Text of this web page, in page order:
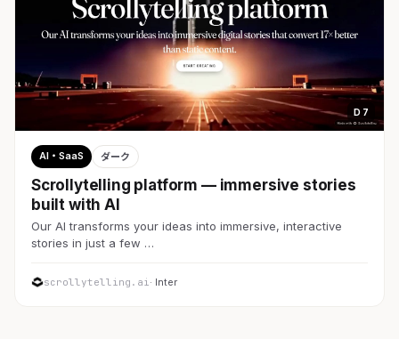
D 7
AI・SaaS ダーク
Scrollytelling platform — immersive stories
built with AI
Our AI transforms your ideas into immersive, interactive
stories in just a few …
scrollytelling.ai· Inter